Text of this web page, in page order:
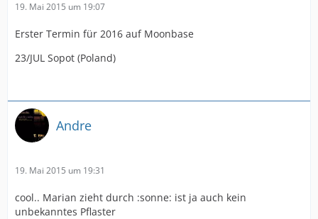
19. Mai 2015 um 19:07
Erster Termin für 2016 auf Moonbase
23/JUL Sopot (Poland)
Andre
19. Mai 2015 um 19:31
cool.. Marian zieht durch :sonne: ist ja auch kein
unbekanntes Pflaster